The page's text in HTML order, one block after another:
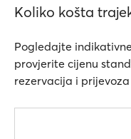
Koliko košta
Pogledajte
provjerite cijenu
rezervacija i